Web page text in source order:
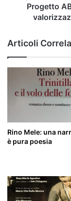
Agrobiodiversità
Campana,
dei
suoi
prodotti"
Progetto
Articoli
Rino Mele: una
è pura poesia